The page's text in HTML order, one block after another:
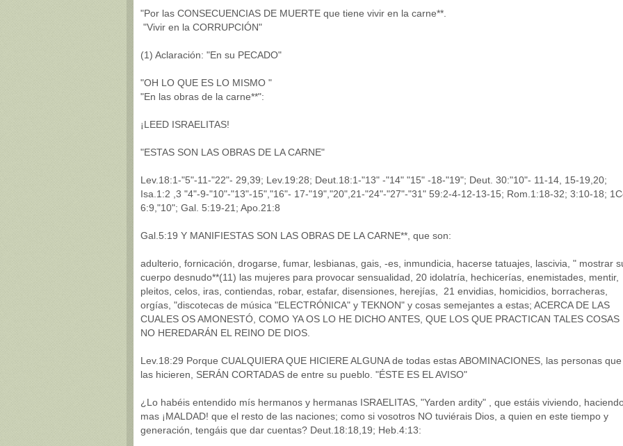
"Por las CONSECUENCIAS DE MUERTE que tiene vivir en la carne**.
"Vivir en la CORRUPCIÓN"
(1) Aclaración: "En su PECADO"
"OH LO QUE ES LO MISMO "
"En las obras de la carne**":
¡LEED ISRAELITAS!
"ESTAS SON LAS OBRAS DE LA CARNE"
Lev.18:1-"5"-11-"22"- 29,39; Lev.19:28; Deut.18:1-"13" -"14" "15" -18-"19"; Deut. 30:"10"- 11-14, 15-19,20;
Isa.1:2 ,3 "4"-9-"10"-"13"-15","16"- 17-"19","20",21-"24"-"27"-"31" 59:2-4-12-13-15; Rom.1:18-32; 3:10-18;
6:9,"10"; Gal. 5:19-21; Apo.21:8
Gal.5:19 Y MANIFIESTAS SON LAS OBRAS DE LA CARNE**, que son:
adulterio, fornicación, drogarse, fumar, lesbianas, gais, -es, inmundicia, hacerse tatuajes, lascivia, " mostrar
cuerpo desnudo**(11) las mujeres para provocar sensualidad, 20 idolatría, hechicerías, enemistades, mentir,
pleitos, celos, iras, contiendas, robar, estafar, disensiones, herejías, 21 envidias, homicidios, borracheras,
orgías, "discotecas de música "ELECTRÓNICA" y TEKNON" y cosas semejantes a estas; ACERCA DE LAS
CUALES OS AMONESTÓ, COMO YA OS LO HE DICHO ANTES, QUE LOS QUE PRACTICAN TALES COSAS
NO HEREDARÁN EL REINO DE DIOS.
Lev.18:29 Porque CUALQUIERA QUE HICIERE ALGUNA de todas estas ABOMINACIONES, las personas que
las hicieren, SERÁN CORTADAS de entre su pueblo. "ÉSTE ES EL AVISO"
¿Lo habéis entendido mís hermanos y hermanas ISRAELITAS, "Yarden ardity" , que estáis viviendo,
mas ¡MALDAD! que el resto de las naciones; como si vosotros NO tuviérais Dios, a quien en este tiempo y
generación, tengáis que dar cuentas? Deut.18:18,19; Heb.4:13: